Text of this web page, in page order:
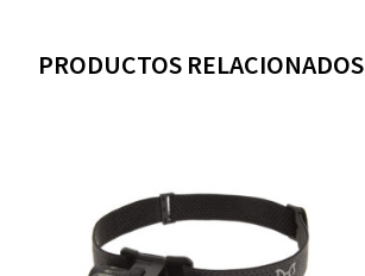
PRODUCTOS RELACIONADOS